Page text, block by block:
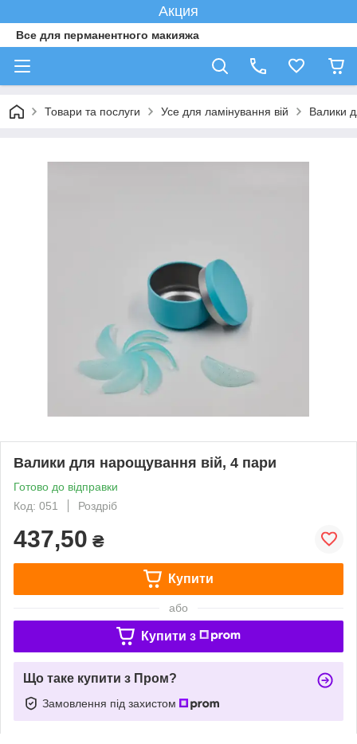
Акция
Все для перманентного макияжа
Товари та послуги Усе для ламінування вій Валики
Валики для нарощування вій, 4 пари
Готово до відправки
Код: 051
Роздріб
437,50 ₴
Купити
або
Купити з
Що таке купити з Пром?
Замовлення під захистом